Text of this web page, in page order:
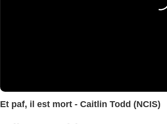
Et paf, il est mort - Caitlin Todd (NCIS)